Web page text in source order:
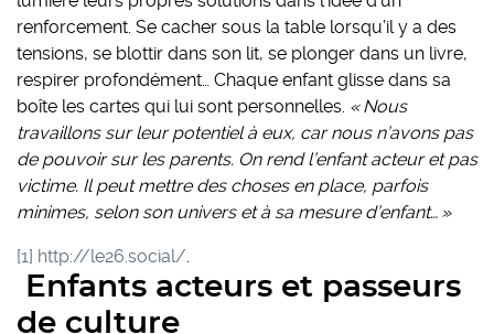
renforcement. Se cacher sous la table lorsqu’il y a des
tensions, se blottir dans son lit, se plonger dans un livre,
respirer profondément… Chaque enfant glisse dans sa
boîte les cartes qui lui sont personnelles. « Nous
travaillons sur leur potentiel à eux, car nous n’avons pas
de pouvoir sur les parents. On rend l’enfant acteur et pas
victime. Il peut mettre des choses en place, parfois
minimes, selon son univers et à sa mesure d’enfant… »
[1] http://le26.social/
Enfants acteurs et passeurs
de culture